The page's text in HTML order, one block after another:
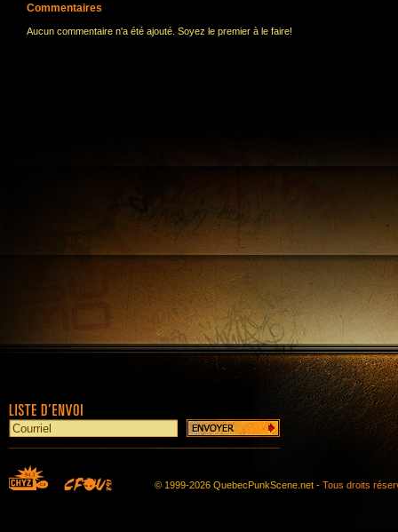
Commentaires
Aucun commentaire n'a été ajouté. Soyez le premier à le faire!
© 1999-2026 QuebecPunkScene.net - Tous droits